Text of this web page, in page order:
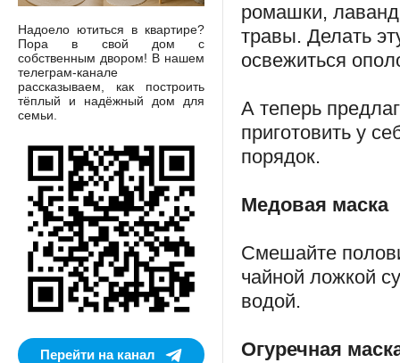
ромашки,
травы. Делать
освежиться
А теперь
приготовить у
порядок.
Медовая маска
Смешайте
чайной ложкой
водой.
Огуречная
Надоело ютиться в квартире?
Пора в свой дом с
собственным двором! В нашем
телеграм-канале
рассказываем, как построить
тёплый и надёжный дом для
семьи.
Перейти на канал